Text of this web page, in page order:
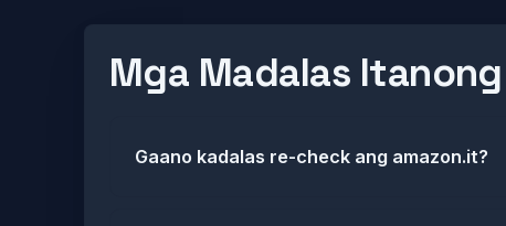
Mga Madalas Itanong
Gaano kadalas re-check ang amazon.it?